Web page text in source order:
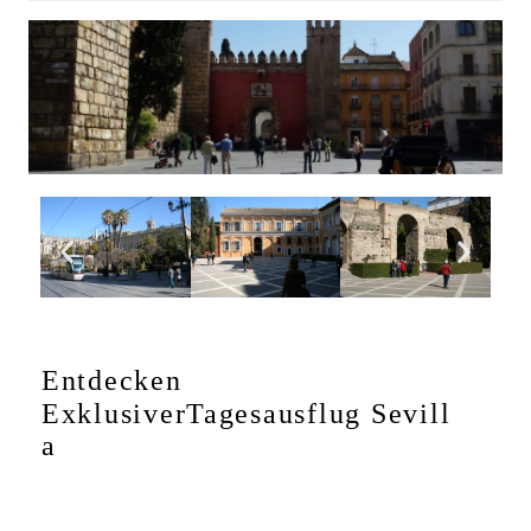
Entdecken
ExklusiverTagesausflug Sevill
a